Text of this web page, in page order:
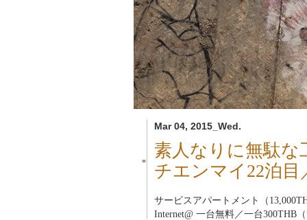
Mar 04, 2015_Wed.
■
素人なりに無駄
チエンマイ22泊目
サービスアパートメント（
Internet@ 一台無料／一台300THB